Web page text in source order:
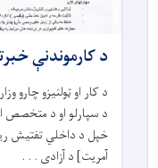
د کارموندنې
د کار او ټولنیزو چارو
د سپارلو او د متخصص
خپل د داخلي تفتیش
آمریت] د آزادی . . .